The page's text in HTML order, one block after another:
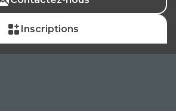
Inscriptions